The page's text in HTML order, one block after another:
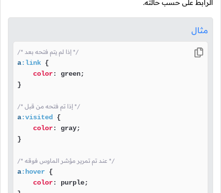
الرابط على حسب حالته.
مثال
/* إذا لم يتم فتحه بعد */
a:link {
color: green;
}
/* إذا تم فتحه من قبل */
a:visited
{
color: gray;
}
/* عند تم تمرير مؤشر الماوس فوقه */
a:hover {
color: purple;